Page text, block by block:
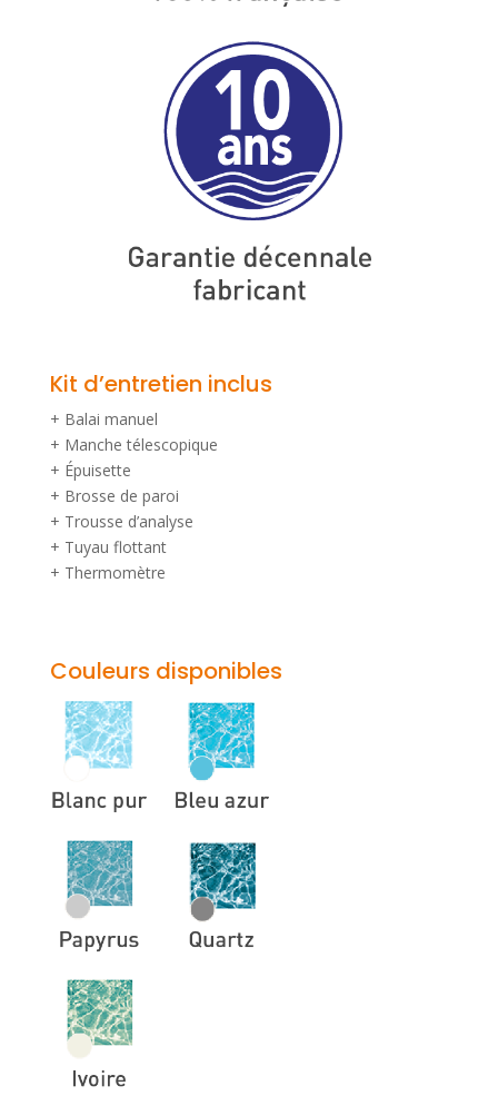
Kit d’entretien inclus
+ Balai manuel
+ Manche télescopique
+ Épuisette
+ Brosse de paroi
+ Trousse d’analyse
+ Tuyau flottant
+ Thermomètre
Couleurs disponibles